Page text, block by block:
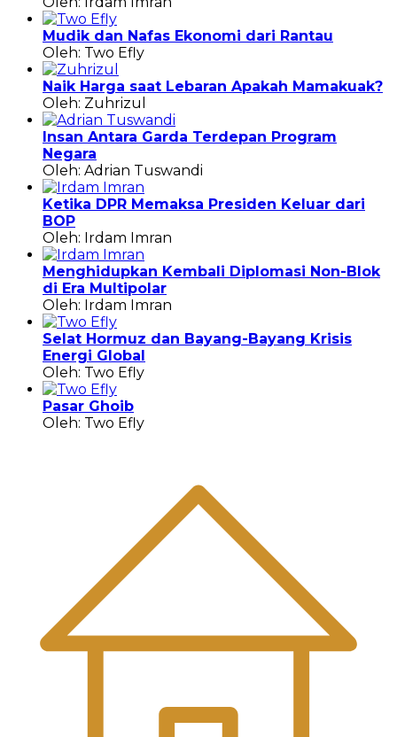
Mudik dan Nafas Ekonomi dari Rantau
Oleh: Two Efly
Naik Harga saat Lebaran Apakah Mamakuak?
Oleh: Zuhrizul
Insan Antara Garda Terdepan Program
Negara
Oleh: Adrian Tuswandi
Ketika DPR Memaksa Presiden Keluar dari
BOP
Oleh: Irdam Imran
Menghidupkan Kembali Diplomasi Non-Blok
di Era Multipolar
Oleh: Irdam Imran
Selat Hormuz dan Bayang-Bayang Krisis
Energi Global
Oleh: Two Efly
Pasar Ghoib
Oleh: Two Efly